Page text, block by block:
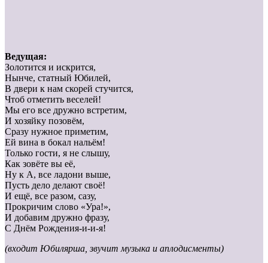
Ведущая:
Золотится и искрится,
Нынче, статный Юбилей,
В двери к нам скорей стучится,
Чтоб отметить веселей!
Мы его все дружно встретим,
И хозяйку позовём,
Сразу нужное приметим,
Ей вина в бокал нальём!
Только гости, я не слышу,
Как зовёте вы её,
Ну к А, все ладони выше,
Пусть дело делают своё!
И ещё, все разом, сазу,
Прокричим слово «Ура!»,
И добавим дружно фразу,
С Днём Рождения-и-и-я!
(входит Юбилярша, звучит музыка и аплодисменты)